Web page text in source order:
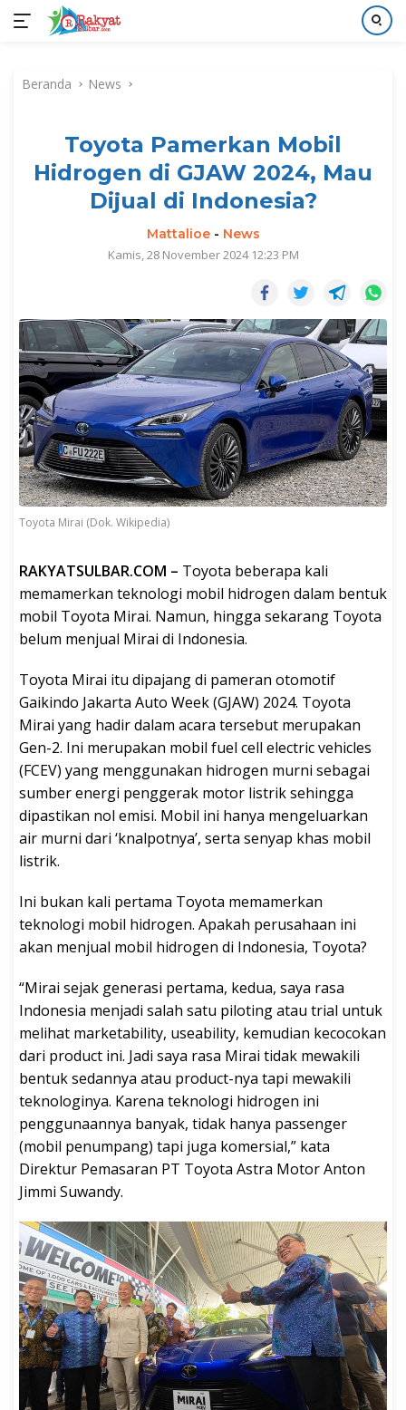
kontenBeranda News
Toyota Pamerkan Mobil
Hidrogen di GJAW 2024, Mau
Dijual di Indonesia?
Mattalioe- News
Kamis, 28 November 2024 12:23 PM
Toyota Mirai (Dok. Wikipedia)
RAKYATSULBAR.COM – Toyota beberapa kali
memamerkan teknologi mobil hidrogen dalam bentuk
mobil Toyota Mirai. Namun, hingga sekarang Toyota
belum menjual Mirai di Indonesia.
Toyota Mirai itu dipajang di pameran otomotif
Gaikindo Jakarta Auto Week (GJAW) 2024. Toyota
Mirai yang hadir dalam acara tersebut merupakan
Gen-2. Ini merupakan mobil fuel cell electric vehicles
(FCEV) yang menggunakan hidrogen murni sebagai
sumber energi penggerak motor listrik sehingga
dipastikan nol emisi. Mobil ini hanya mengeluarkan
air murni dari ‘knalpotnya’, serta senyap khas mobil
listrik.
Ini bukan kali pertama Toyota memamerkan
teknologi mobil hidrogen. Apakah perusahaan ini
akan menjual mobil hidrogen di Indonesia, Toyota?
“Mirai sejak generasi pertama, kedua, saya rasa
Indonesia menjadi salah satu piloting atau trial untuk
melihat marketability, useability, kemudian kecocokan
dari product ini. Jadi saya rasa Mirai tidak mewakili
bentuk sedannya atau product-nya tapi mewakili
teknologinya. Karena teknologi hidrogen ini
penggunaannya banyak, tidak hanya passenger
(mobil penumpang) tapi juga komersial,” kata
Direktur Pemasaran PT Toyota Astra Motor Anton
Jimmi Suwandy.